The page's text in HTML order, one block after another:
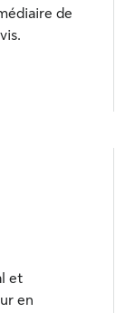
de
et
en